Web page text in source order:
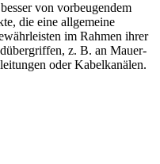
von vorbeugendem
die eine allgemeine
im Rahmen ihrer
z. B. an Mauer-
oder Kabelkanälen.